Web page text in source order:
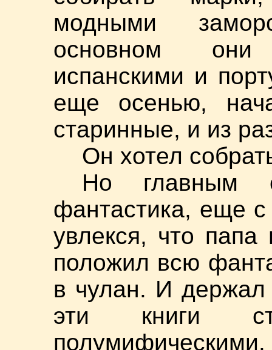
модными
основном они
испанскими и
еще осенью,
старинные, и из
Он хотел
Но главным
фантастика, еще
увлекся, что папа
положил всю
в чулан. И держал
эти книги
полумифическими.